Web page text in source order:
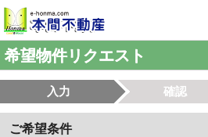
希望物件リクエスト
入力 確認
ご希望条件